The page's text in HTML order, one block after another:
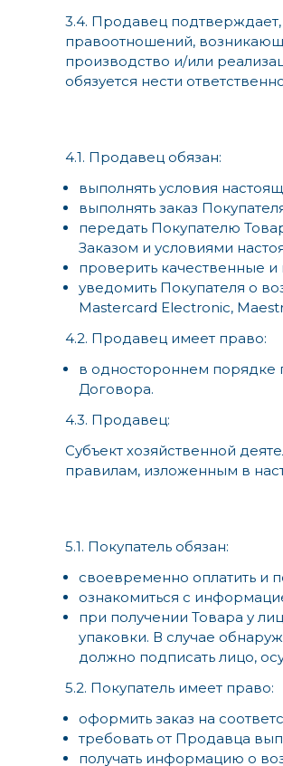
3.4. Продавец
правоотношений,
производство и/или
обязуется нести
4.1. Продавец обязан:
выполнять условия
выполнять заказ
передать Покупателю
Заказом и условиями
проверить качественные
уведомить Покупателя о
Mastercard Electronic,
4.2. Продавец имеет право:
в одностороннем порядке
Договора.
4.3. Продавец:
Субъект хозяйственной
правилам, изложенным в
5.1. Покупатель обязан:
своевременно оплатить и
ознакомиться с
при получении Товара у
упаковки. В случае
должно подписать лицо,
5.2. Покупатель имеет право:
оформить заказ на
требовать от Продавца
получать информацию о